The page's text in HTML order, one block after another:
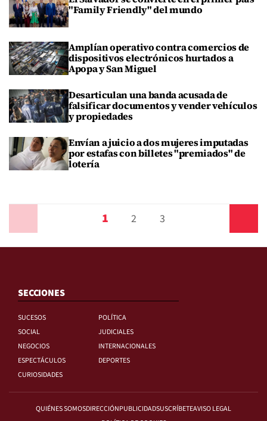
"Family Friendly" del mundo
Amplían operativo contra comercios de
dispositivos electrónicos hurtados a
Apopa y San Miguel
Desarticulan una banda acusada de
falsificar documentos y vender vehículos
y propiedades
Envían a juicio a dos mujeres imputadas
por estafas con billetes "premiados" de
lotería
1 2 3
SECCIONES
SUCESOS
POLÍTICA
SOCIAL
JUDICIALES
NEGOCIOS
INTERNACIONALES
ESPECTÁCULOS
DEPORTES
CURIOSIDADES
QUIÉNES SOMOSDIRECCIÓNPUBLICIDADSUSCRÍBETEAVISO LEGAL